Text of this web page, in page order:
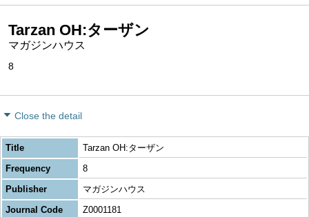
Tarzan OH:ターザン
マガジンハウス
8
Close the detail
Title
Tarzan OH:ターザン
Frequency
8
Publisher
マガジンハウス
Journal Code
Z0001181